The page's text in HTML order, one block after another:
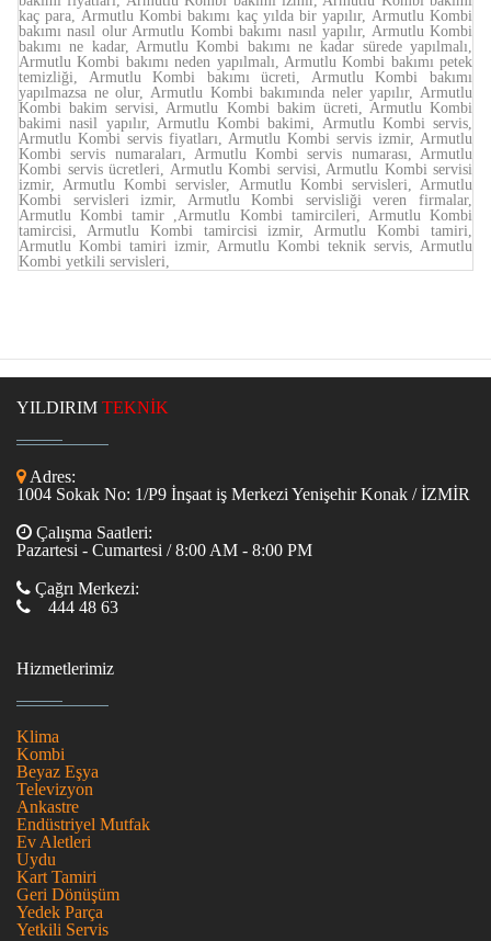
kaç para, Armutlu Kombi bakımı kaç yılda bir yapılır, Armutlu Kombi
bakımı nasıl olur Armutlu Kombi bakımı nasıl yapılır, Armutlu Kombi
bakımı ne kadar, Armutlu Kombi bakımı ne kadar sürede yapılmalı,
Armutlu Kombi bakımı neden yapılmalı, Armutlu Kombi bakımı petek
temizliği, Armutlu Kombi bakımı ücreti, Armutlu Kombi bakımı
yapılmazsa ne olur, Armutlu Kombi bakımında neler yapılır, Armutlu
Kombi bakim servisi, Armutlu Kombi bakim ücreti, Armutlu Kombi
bakimi nasil yapılır, Armutlu Kombi bakimi, Armutlu Kombi servis,
Armutlu Kombi servis fiyatları, Armutlu Kombi servis izmir, Armutlu
Kombi servis numaraları, Armutlu Kombi servis numarası, Armutlu
Kombi servis ücretleri, Armutlu Kombi servisi, Armutlu Kombi servisi
izmir, Armutlu Kombi servisler, Armutlu Kombi servisleri, Armutlu
Kombi servisleri izmir, Armutlu Kombi servisliği veren firmalar,
Armutlu Kombi tamir ,Armutlu Kombi tamircileri, Armutlu Kombi
tamircisi, Armutlu Kombi tamircisi izmir, Armutlu Kombi tamiri,
Armutlu Kombi tamiri izmir, Armutlu Kombi teknik servis, Armutlu
Kombi yetkili servisleri,
YILDIRIM TEKNİK
Adres:
1004 Sokak No: 1/P9 İnşaat iş Merkezi Yenişehir Konak / İZMİR
Çalışma Saatleri:
Pazartesi - Cumartesi / 8:00 AM - 8:00 PM
Çağrı Merkezi:
444 48 63
Hizmetlerimiz
Klima
Kombi
Beyaz Eşya
Televizyon
Ankastre
Endüstriyel Mutfak
Ev Aletleri
Uydu
Kart Tamiri
Geri Dönüşüm
Yedek Parça
Yetkili Servis